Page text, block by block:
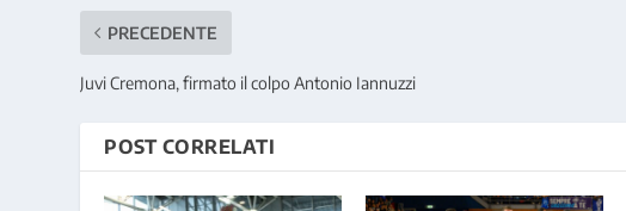
PRECEDENTE
Juvi Cremona, firmato il colpo Antonio Iannuzzi
POST CORRELATI